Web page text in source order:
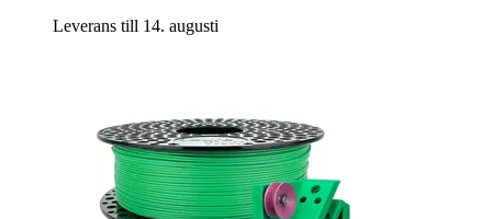
Leverans till 14. augusti